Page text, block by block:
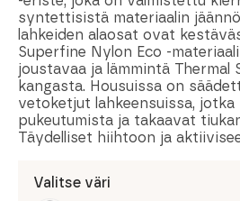
syntettisistä materiaalin
lahkeiden alaosat ovat
Superfine Nylon Eco -
joustavaa ja lämmintä Thermal
kangasta. Housuissa on
vetoketjut lahkeensuissa,
pukeutumista ja takaavat
Täydelliset hiihtoon ja
Valitse väri